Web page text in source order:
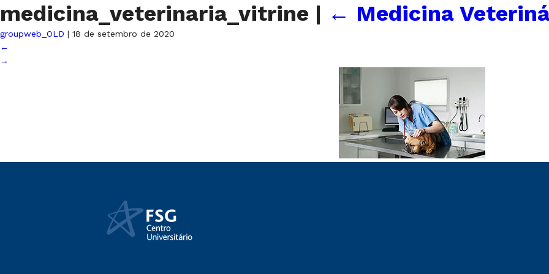
medicina_veterinaria_vitrine | ← Medicina
groupweb_OLD | 18 de setembro de 2020
←
→